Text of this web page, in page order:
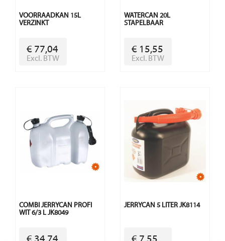
VOORRAADKAN 15L
VERZINKT
€ 77,04
Excl. BTW
WATERCAN 20L
STAPELBAAR
€ 15,55
Excl. BTW
COMBI JERRYCAN PROFI
WIT 6/3 L JK8049
JERRYCAN 5 LITER JK8114